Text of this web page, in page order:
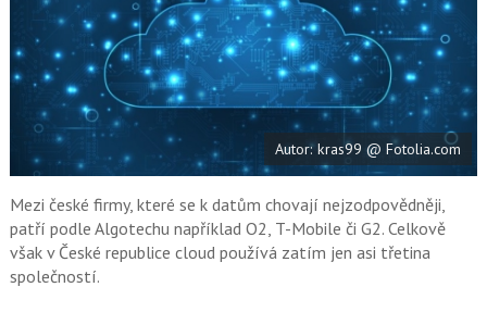
e
t n
a
c
e
b
o
o
k
u
í
i
X
Autor: kras99 @ Fotolia.com
Mezi české firmy, které se k datům chovají nejzodpovědněji,
patří podle Algotechu například O2, T-Mobile či G2. Celkově
však v České republice cloud používá zatím jen asi třetina
společností.